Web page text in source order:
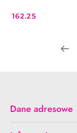
Cena:
162.25
Dane adresowe